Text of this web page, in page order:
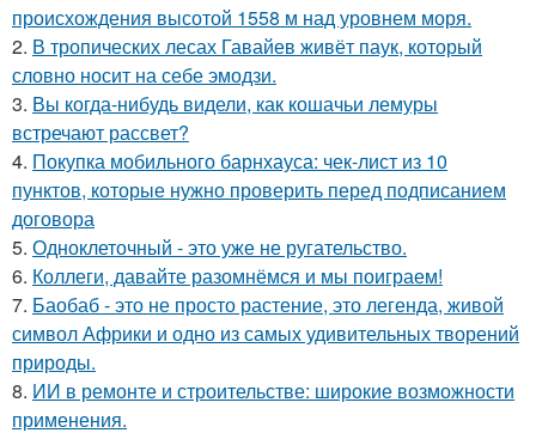
происхождения высотой 1558 м над уровнем моря.
2. В тропических лесах Гавайев живёт паук, который
словно носит на себе эмодзи.
3. Вы когда-нибудь видели, как кошачьи лемуры
встречают рассвет?
4. Покупка мобильного барнхауса: чек-лист из 10
пунктов, которые нужно проверить перед подписанием
договора
5. Одноклеточный - это уже не ругательство.
6. Коллеги, давайте разомнёмся и мы поиграем!
7. Баобаб - это не просто растение, это легенда, живой
символ Африки и одно из самых удивительных творений
природы.
8. ИИ в ремонте и строительстве: широкие возможности
применения.